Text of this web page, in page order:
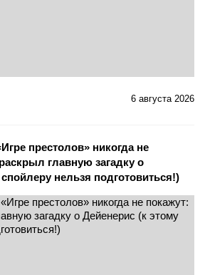
6 августа 2026
престолов» никогда не
главную загадку о
нельзя подготовиться!)